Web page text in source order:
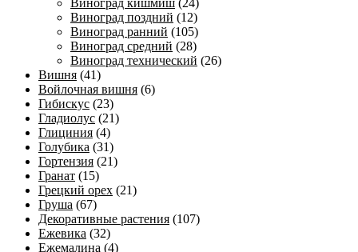
Виноград кишмиш (24)
Виноград поздний (12)
Виноград ранний (105)
Виноград средний (28)
Виноград технический (26)
Вишня (41)
Войлочная вишня (6)
Гибискус (23)
Гладиолус (21)
Глициния (4)
Голубика (31)
Гортензия (21)
Гранат (15)
Грецкий орех (21)
Груша (67)
Декоративные растения (107)
Ежевика (32)
Ежемалина (4)